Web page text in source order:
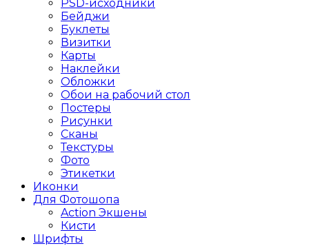
PSD-исходники
Бейджи
Буклеты
Визитки
Карты
Наклейки
Обложки
Обои на рабочий стол
Постеры
Рисунки
Сканы
Текстуры
Фото
Этикетки
Иконки
Для Фотошопа
Action Экшены
Кисти
Шрифты